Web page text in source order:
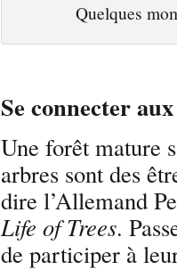
Quelques
Se connecter
Une forêt mature
arbres sont des
dire l’Allemand
Life of Trees.
de participer à